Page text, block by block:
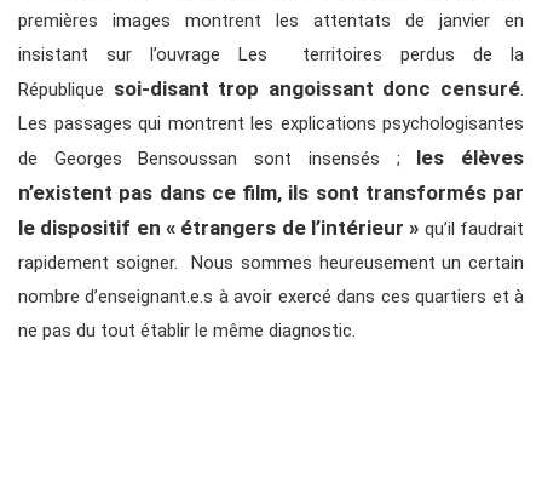
premières images montrent les attentats de janvier en
insistant sur l’ouvrage Les territoires perdus de la
République soi-disant trop angoissant donc censuré.
Les passages qui montrent les explications psychologisantes
de Georges Bensoussan sont insensés ; les élèves
n’existent pas dans ce film, ils sont transformés par
le dispositif en « étrangers de l’intérieur » qu’il faudrait
rapidement soigner. Nous sommes heureusement un certain
nombre d’enseignant.e.s à avoir exercé dans ces quartiers et à
ne pas du tout établir le même diagnostic.